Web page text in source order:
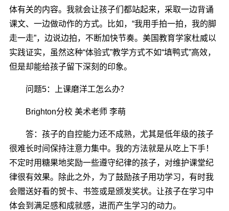
体有关的内容。我就会让孩子们都站起来，采取一边背诵
课文、一边做动作的方式。比如，“我用手拍一拍，我的脚
走一走”，边说边拍，不断加快节奏。美国教育学家杜威以
实践证实，虽然这种“体验式”教学方式不如“填鸭式”高效，
但是却能给孩子留下深刻的印象。
问题5：上课磨洋工怎么办？
Brighton分校 美术老师 李萌
答：孩子的自控能力还不成熟，尤其是低年级的孩子
很难长时间保持注意力集中。我的方法就是从吃上下手！
不定时用糖果地奖励一些遵守纪律的孩子，对维护课堂纪
律很有效果。除此之外，为了鼓励孩子用功学习，有时我
会赠送好看的贺卡、书签或是颁发奖状。让孩子在学习中
体会到满足感和成就感，进而产生学习的动力。